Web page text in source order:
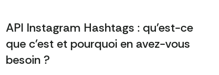
API Instagram Hashtags : qu'est-ce
que c'est et pourquoi en avez-vous
besoin ?